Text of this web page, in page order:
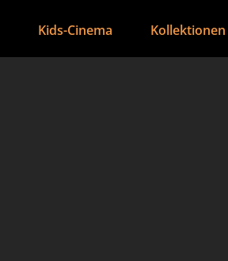
Kids-Cinema Kollektionen